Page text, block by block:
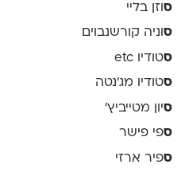
סוזן בליי
ס וניה קורשנבוים
סטודיו etc
סטודיו מג'נטה
סיון מטייביץ׳
ספי פישר
ספיר ארזי